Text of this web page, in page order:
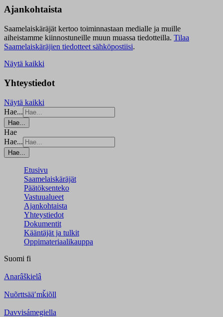
Ajankohtaista
Saamelaiskäräjät kertoo toiminnastaan medialle ja muille
aiheistamme kiinnostuneille muun muassa tiedotteilla. Tilaa
Saamelaiskäräjien tiedotteet sähköpostiisi.
Näytä kaikki
Yhteystiedot
Näytä kaikki
Hae...
Hae...
Hae
Hae...
Hae...
Etusivu
Saamelaiskäräjät
Päätöksenteko
Vastuualueet
Ajankohtaista
Yhteystiedot
Dokumentit
Kääntäjät ja tulkit
Oppimateriaalikauppa
Suomi fi
Anarâškielâ
Nuõrttsääʹmǩiõll
Davvisámegiella